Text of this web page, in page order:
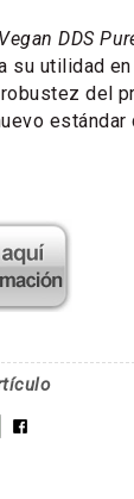
Vegan DDS
su utilidad
del
estándar